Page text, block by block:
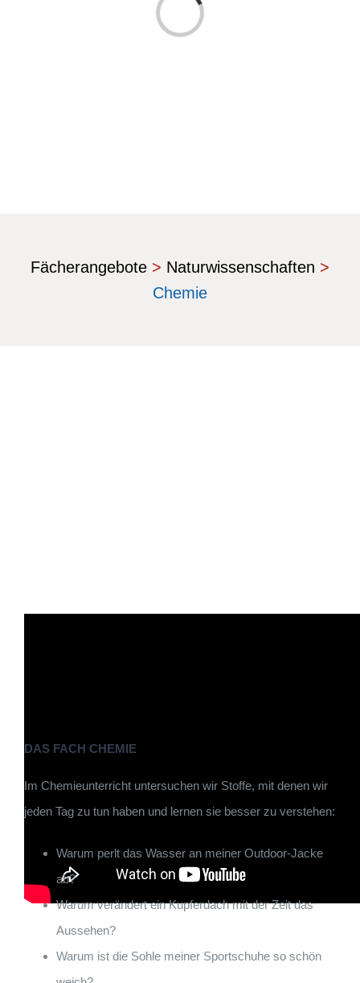
Laden...
Fächerangebote > Naturwissenschaften >
Chemie
DAS FACH CHEMIE
Im Chemieunterricht untersuchen wir Stoffe, mit denen wir
jeden Tag zu tun haben und lernen sie besser zu verstehen:
Warum perlt das Wasser an meiner Outdoor-Jacke
ab?
Warum verändert ein Kupferdach mit der Zeit das
Aussehen?
Warum ist die Sohle meiner Sportschuhe so schön